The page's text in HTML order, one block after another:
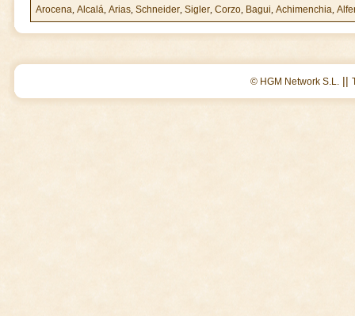
Arocena, Alcalá, Arias, Schneider, Sigler, Corzo, Bagui, Achimenchia,
© HGM Network S.L. ||